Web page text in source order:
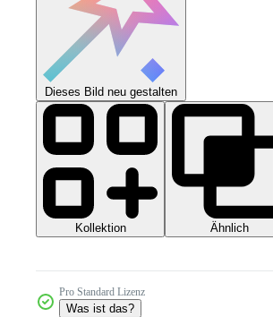
Dieses Bild neu gestalten
Kollektion Ähnlich
Pro Standard Lizenz
Was ist das?